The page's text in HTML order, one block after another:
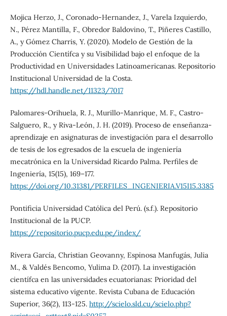
Mojica Herzo, J., Coronado-Hernandez, J., Varela Izquierdo,
N., Pérez Mantilla, F., Obredor Baldovino, T., Piñeres Castillo,
A., y Gómez Charris, Y. (2020). Modelo de Gestión de la
Producción Científca y su Visibilidad bajo el enfoque de la
Productividad en Universidades Latinoamericanas. Repositorio
Institucional Universidad de la Costa.
https://hdl.handle.net/11323/7017
Palomares-Orihuela, R. J., Murillo-Manrique, M. F., Castro-
Salguero, R., y Riva-León, J. H. (2019). Proceso de enseñanza-
aprendizaje en asignaturas de investigación para el desarrollo
de tesis de los egresados de la escuela de ingeniería
mecatrónica en la Universidad Ricardo Palma. Perfiles de
Ingeniería, 15(15), 169–177.
https://doi.org/10.31381/PERFILES_INGENIERIA.V15I15.3385
Pontificia Universidad Católica del Perú. (s.f.). Repositorio
Institucional de la PUCP.
https://repositorio.pucp.edu.pe/index/
Rivera García, Christian Geovanny, Espinosa Manfugás, Julia
M., & Valdés Bencomo, Yulima D. (2017). La investigación
científca en las universidades ecuatorianas: Prioridad del
sistema educativo vigente. Revista Cubana de Educación
Superior, 36(2), 113-125. http://scielo.sld.cu/scielo.php?